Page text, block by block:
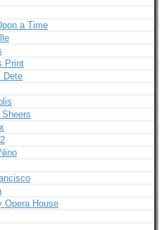
a Time
Print
Dete
Sheers
Opera House